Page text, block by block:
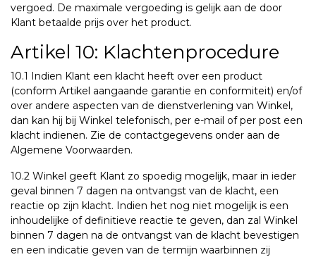
vergoed. De maximale vergoeding is gelijk aan de door
Klant betaalde prijs over het product.
Artikel 10: Klachtenprocedure
10.1 Indien Klant een klacht heeft over een product
(conform Artikel aangaande garantie en conformiteit) en/of
over andere aspecten van de dienstverlening van Winkel,
dan kan hij bij Winkel telefonisch, per e-mail of per post een
klacht indienen. Zie de contactgegevens onder aan de
Algemene Voorwaarden.
10.2 Winkel geeft Klant zo spoedig mogelijk, maar in ieder
geval binnen 7 dagen na ontvangst van de klacht, een
reactie op zijn klacht. Indien het nog niet mogelijk is een
inhoudelijke of definitieve reactie te geven, dan zal Winkel
binnen 7 dagen na de ontvangst van de klacht bevestigen
en een indicatie geven van de termijn waarbinnen zij